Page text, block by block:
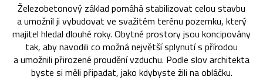
Železobetonový základ pomáhá stabilizovat celou stavbu
a umožnil ji vybudovat ve svažitém terénu pozemku, který
majitel hledal dlouhé roky. Obytné prostory jsou koncipovány
tak, aby navodili co možná největší splynutí s přírodou
a umožnili přirozené proudění vzduchu. Podle slov architekta
byste si měli připadat, jako kdybyste žili na obláčku.